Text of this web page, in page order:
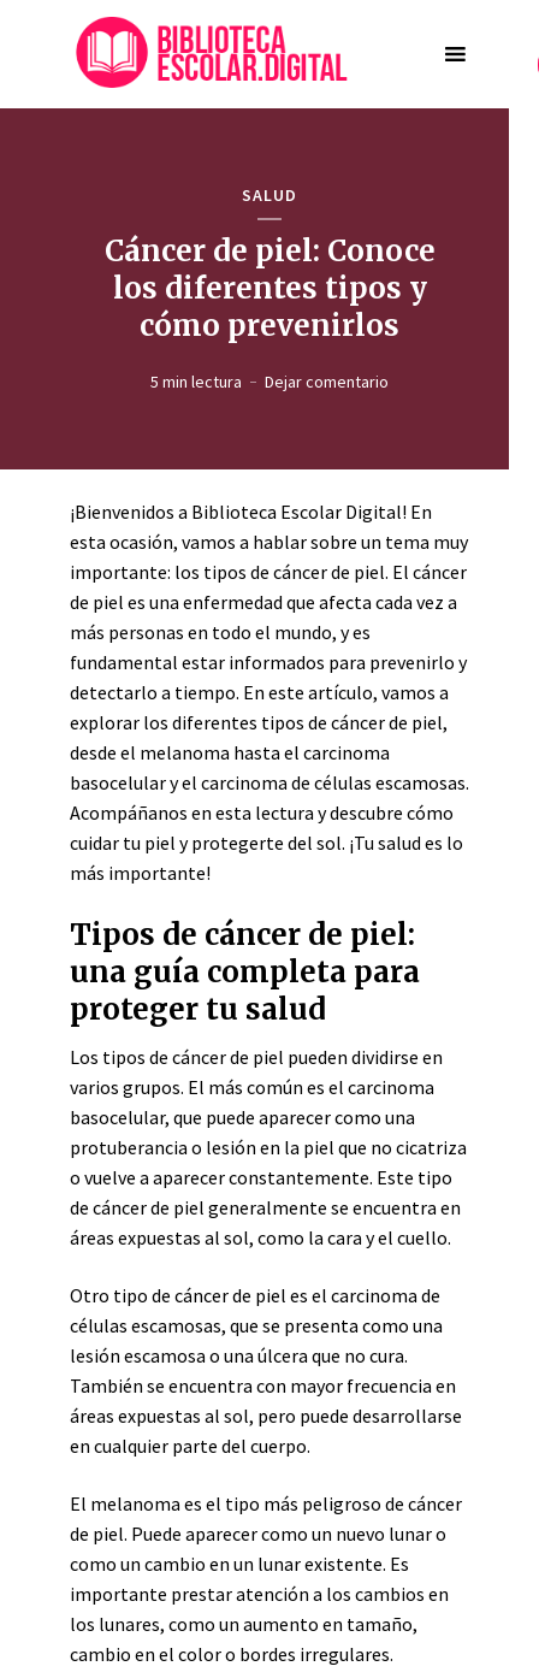
SALUD
Cáncer de piel: Conoce
los diferentes tipos y
cómo prevenirlos
5 min lectura Dejar comentario
¡Bienvenidos a Biblioteca Escolar Digital! En
esta ocasión, vamos a hablar sobre un tema muy
importante: los tipos de cáncer de piel. El cáncer
de piel es una enfermedad que afecta cada vez a
más personas en todo el mundo, y es
fundamental estar informados para prevenirlo y
detectarlo a tiempo. En este artículo, vamos a
explorar los diferentes tipos de cáncer de piel,
desde el melanoma hasta el carcinoma
basocelular y el carcinoma de células escamosas.
Acompáñanos en esta lectura y descubre cómo
cuidar tu piel y protegerte del sol. ¡Tu salud es lo
más importante!
Tipos de cáncer de piel:
una guía completa para
proteger tu salud
Los tipos de cáncer de piel pueden dividirse en
varios grupos. El más común es el carcinoma
basocelular, que puede aparecer como una
protuberancia o lesión en la piel que no cicatriza
o vuelve a aparecer constantemente. Este tipo
de cáncer de piel generalmente se encuentra en
áreas expuestas al sol, como la cara y el cuello.
Otro tipo de cáncer de piel es el carcinoma de
células escamosas, que se presenta como una
lesión escamosa o una úlcera que no cura.
También se encuentra con mayor frecuencia en
áreas expuestas al sol, pero puede desarrollarse
en cualquier parte del cuerpo.
El melanoma es el tipo más peligroso de cáncer
de piel. Puede aparecer como un nuevo lunar o
como un cambio en un lunar existente. Es
importante prestar atención a los cambios en
los lunares, como un aumento en tamaño,
cambio en el color o bordes irregulares.